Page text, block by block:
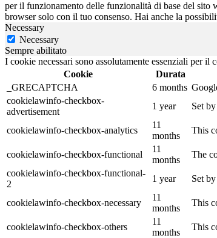
per il funzionamento delle funzionalità di base del sito
browser solo con il tuo consenso. Hai anche la
Necessary
Necessary
Sempre abilitato
I cookie necessari sono assolutamente essenziali per
Cookie
Durata
_GRECAPTCHA
6 months
cookielawinfo-checkbox-
advertisement
1 year Set
cookielawinfo-checkbox-analytics
11
months
This
cookielawinfo-checkbox-functional
11
months
The
cookielawinfo-checkbox-functional-
2
1 year Set
cookielawinfo-checkbox-necessary
11
months
This
cookielawinfo-checkbox-others
11
months
This